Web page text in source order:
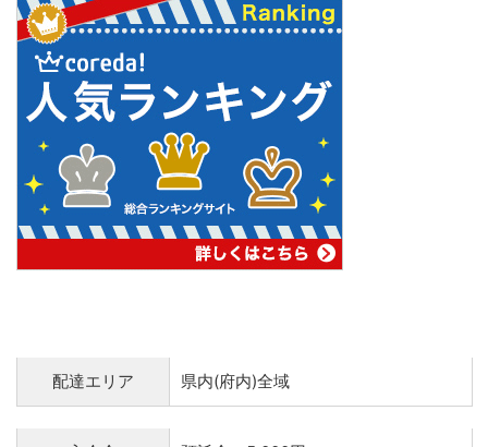
配達エリア 県内(府内)全域